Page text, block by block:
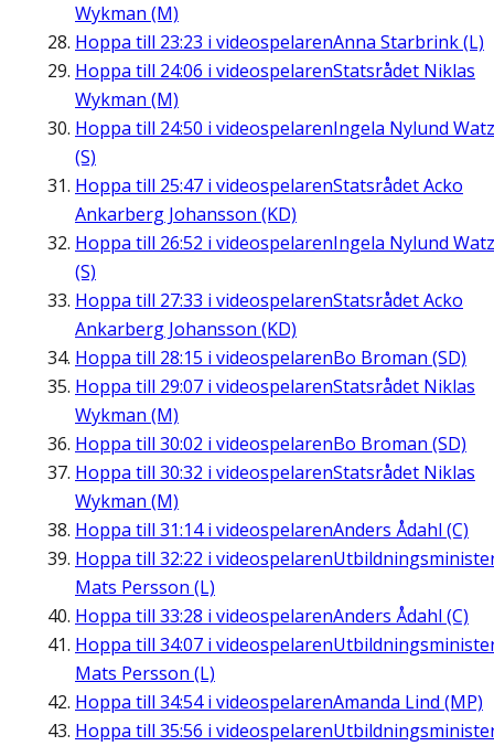
Wykman (M)
Hoppa till 23:23 i videospelarenAnna Starbrink (L)
Hoppa till 24:06 i videospelarenStatsrådet Niklas
Wykman (M)
Hoppa till 24:50 i videospelarenIngela Nylund Watz
(S)
Hoppa till 25:47 i videospelarenStatsrådet Acko
Ankarberg Johansson (KD)
Hoppa till 26:52 i videospelarenIngela Nylund Watz
(S)
Hoppa till 27:33 i videospelarenStatsrådet Acko
Ankarberg Johansson (KD)
Hoppa till 28:15 i videospelarenBo Broman (SD)
Hoppa till 29:07 i videospelarenStatsrådet Niklas
Wykman (M)
Hoppa till 30:02 i videospelarenBo Broman (SD)
Hoppa till 30:32 i videospelarenStatsrådet Niklas
Wykman (M)
Hoppa till 31:14i videospelarenAnders Ådahl (C)
Hoppa till 32:22 i videospelaren
Mats Persson (L)
Hoppa till 33:28 i videospelarenAnders Ådahl (C)
Hoppa till 34:07 i videospelaren
Mats Persson (L)
Hoppa till 34:54i videospelarenAmanda Lind (MP)
Hoppa till 35:56 i videospelaren